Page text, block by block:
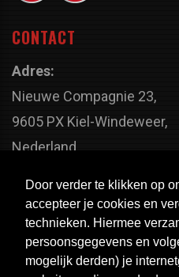
Door verder te klikken op
accepteer je cookies en
technieken. Hiermee
persoonsgegevens en
mogelijk derden) je
CONTACT
Adres:
Nieuwe Compagnie 23,
9605 PX Kiel-Windeweer,
Nederland
+31 598 - 320 402
Telefoonnummer:
+31 598 - 350 330
Email: